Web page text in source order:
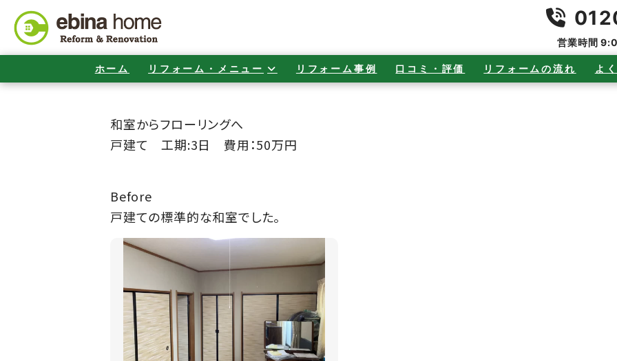
営業時間
ホーム リフォーム・メニュー リフォーム事例 口コミ・評価 リフォームの流れ よ
和室からフローリングへ
戸建て 工期:3日 費用：50万円
Before
戸建ての標準的な和室でした。